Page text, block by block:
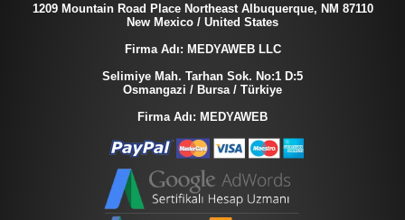
1209 Mountain Road Place Northeast Albuquerque, NM 87110
New Mexico / United States
Firma Adı: MEDYAWEB LLC
Selimiye Mah. Tarhan Sok. No:1 D:5
Osmangazi / Bursa / Türkiye
Firma Adı: MEDYAWEB